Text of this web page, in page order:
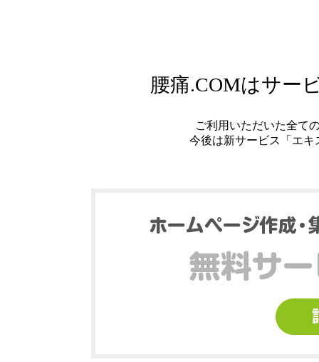
腰痛.COMはサー
ご利用いただいた全て
今後は新サービス「エ